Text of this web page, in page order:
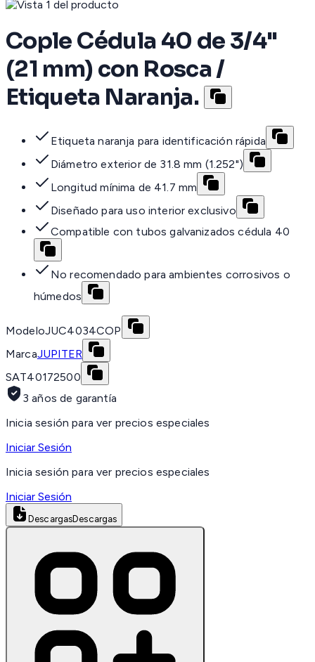
Cople Cédula 40 de 3/4"
(21 mm) con Rosca /
Etiqueta Naranja.
Etiqueta naranja para identificación rápida
Diámetro exterior de 31.8 mm (1.252")
Longitud mínima de 41.7 mm
Diseñado para uso interior exclusivo
Compatible con tubos galvanizados cédula 40
No recomendado para ambientes corrosivos o
húmedos
ModeloJUC4034COP
MarcaJUPITER
SAT40172500
3 años de garantía
Inicia sesión para ver precios especiales
Iniciar Sesión
Inicia sesión para ver precios especiales
Iniciar Sesión
DescargasDescargas